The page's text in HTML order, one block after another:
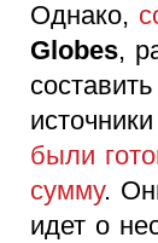
Однако,
Globes,
были
сумму.
идет о